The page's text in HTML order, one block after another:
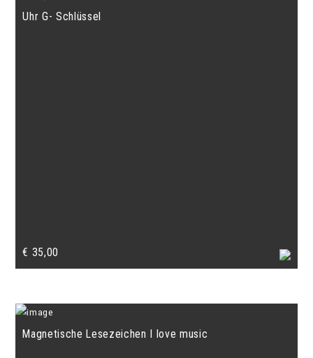
Uhr G- Schlüssel
€ 35,00
Magnetische Lesezeichen I love music